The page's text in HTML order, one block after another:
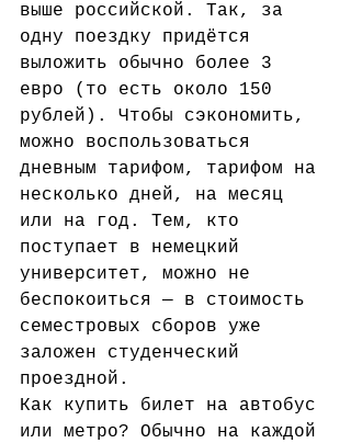
выше российской. Так, за
одну поездку придётся
выложить обычно более 3
евро (то есть около 150
рублей). Чтобы сэкономить,
можно воспользоваться
дневным тарифом, тарифом на
несколько дней, на месяц
или на год. Тем, кто
поступает в немецкий
университет, можно не
беспокоиться — в стоимость
семестровых сборов уже
заложен студенческий
проездной.
Как купить билет на автобус
или метро? Обычно на каждой